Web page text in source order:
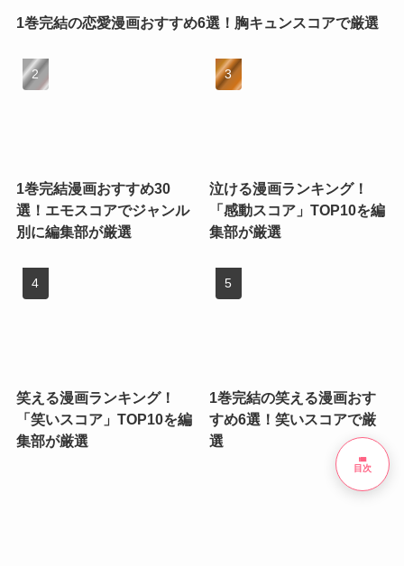
1巻完結の恋愛漫画おすすめ6選！胸キュンスコアで厳選
1巻完結漫画おすすめ30
選！エモスコアでジャンル
別に編集部が厳選
泣ける漫画ランキング！
「感動スコア」TOP10を編
集部が厳選
笑える漫画ランキング！
「笑いスコア」TOP10を編
集部が厳選
1巻完結の笑える漫画おす
すめ6選！笑いスコアで厳
選
list
目次